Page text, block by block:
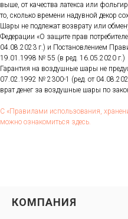
вы­ше, от ка­чес­тва ла­тек­са или
то, сколь­ко вре­мени на­дув­ной де­кор
Ша­ры не под­ле­жат воз­вра­ту или
Фе­дера­ции «О за­щите прав
04.08.2023 г.) и Пос­та­нов­ле­ни­ем
19.01.1998 № 55 (в ред. 16.05.2020 г.)
Га­ран­тия на воз­душные ша­ры не
07.02.1992 № 2300-1 (ред. от
врат де­нег за воз­душные ша­ры по
С «Пра­вила­ми ис­поль­зо­вания,
мож­но оз­на­комить­ся здесь.
КОМПАНИЯ